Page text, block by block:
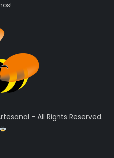
- All Rights Reserved.